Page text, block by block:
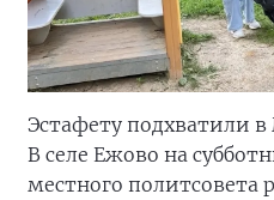
Эстафету подхватили
В селе Ежово на
местного политсовета